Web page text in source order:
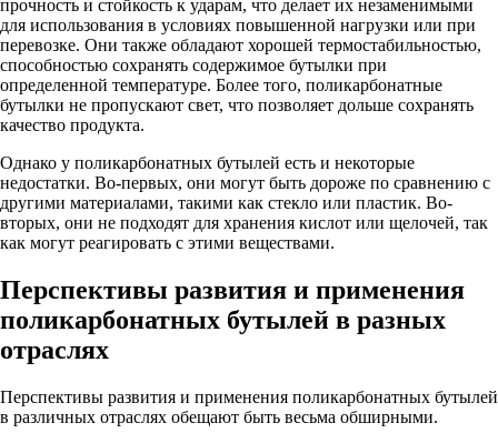
прочность и стойкость к ударам, что делает их незаменимыми
для использования в условиях повышенной нагрузки или при
перевозке. Они также обладают хорошей термостабильностью,
способностью сохранять содержимое бутылки при
определенной температуре. Более того, поликарбонатные
бутылки не пропускают свет, что позволяет дольше сохранять
качество продукта.
Однако у поликарбонатных бутылей есть и некоторые
недостатки. Во-первых, они могут быть дороже по сравнению с
другими материалами, такими как стекло или пластик. Во-
вторых, они не подходят для хранения кислот или щелочей, так
как могут реагировать с этими веществами.
Перспективы развития и применения
поликарбонатных бутылей в разных
отраслях
Перспективы развития и применения поликарбонатных бутылей
в различных отраслях обещают быть весьма обширными.